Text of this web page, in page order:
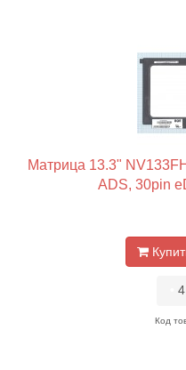
Матрица 13.3"
ADS, 30pin
Код